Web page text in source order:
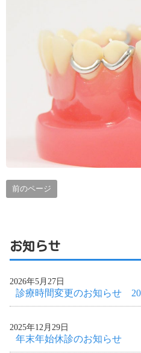
前のページ
お知らせ
2026年5月27日
診療時間変更のお知らせ
2025年12月29日
年末年始休診のお知らせ